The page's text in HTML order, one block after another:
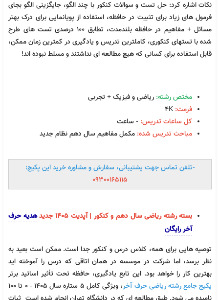
جدید
900,000تومان
فیزیک یازدهم حرف آخر | آخرین آپدیت 1405 جدید
947,000تومان
نکات اشاره کرد: حل تست و سوالات کنکور با چند الگو، جایگزینی الگو بجای
فرمول های زیاد برای تثبیت در حافظه، استفاده از پویانمایی برای درک بهتر
مسائل + مفاهیم در حافظه بلندمدت، تطابق 100 درصدی تست های طرح
شده با تستهای کنکوری، کاملترین تدریس و یادگیری در کمترین زمان ممکن،
قابل استفاده برای کسانی که هیچ مطالعه ای نداشتند و مسلط نبوده اند!
مختص رشته: ریاضی و فیزیک + تجربی
فرمت:
کل ساعات تدریس: - ساعت
مباحث تدریس شده: مکمل مفاهیم سال دهم نظام جدید
-تلفن تماس جهت پشتیبانی، سفارش و مشاوره خرید این پکیج:
09300165115
بسته رشته ریاضی سال دهم و کنکور | آپدیت 1405 جدید
هدیه حرف
آخر رایگان
توصیه هایی برای همه، کلاس درس و کنکور جدا است. ممکن است بعید به
نظر برسد، اما شرکت در موسسه در همان اتاقی که درس را آموخته اید
بهترین کار را خواهد بود. این تابع یادگیری، حافظه تحت تأثیر اساتید برتر
پکیج جامع رشته ریاضی حرف آخر
، ویژگی کامل 5 ستاره سال 1405 - 0 تا 100